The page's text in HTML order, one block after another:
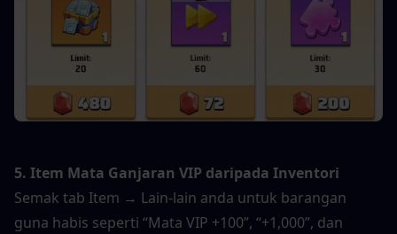
5. Item Mata Ganjaran VIP daripada Inventori
Semak tab Item → Lain-lain anda untuk barangan
guna habis seperti “Mata VIP +100”, “+1,000”, dan